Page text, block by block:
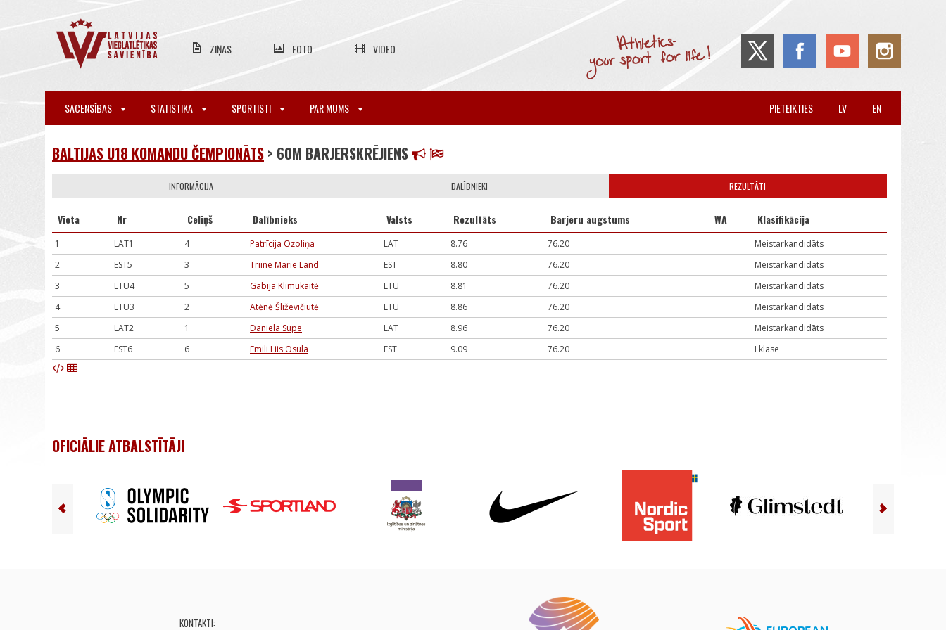
ZIŅAS FOTO VIDEO
SACENSĪBAS STATISTIKA SPORTISTI PAR MUMS EN
LV
PIETEIKTIES
BALTIJAS U18 KOMANDU ČEMPIONĀTS > 60M BARJERSKRĒJIENS
INFORMĀCIJA DALĪBNIEKI REZULTĀTI
Vieta Nr Celiņš Dalībnieks Valsts Rezultāts Barjeru augstums WA Klasifikācija
1 LAT1 4 Patrīcija Ozoliņa LAT 8.76 76.20
Meistarkandidāts
2
EST5 3 Triine Marie Land EST 8.80 76.20
Meistarkandidāts
3
LTU4 5 Gabija Klimukaitė LTU 8.81 76.20
Meistarkandidāts
4
LTU3 2 Atėnė Šliževičiūtė LTU 8.86 76.20
Meistarkandidāts
5
LAT2 1 Daniela Supe LAT 8.96 76.20
Meistarkandidāts
6
EST6 6 Emili Liis Osula EST 9.09 76.20 I klase
OFICIĀLIE ATBALSTĪTĀJI
KONTAKTI: